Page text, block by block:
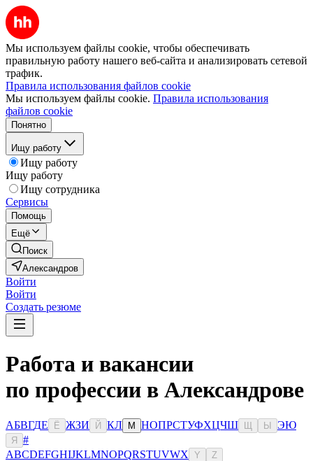
Мы используем файлы cookie, чтобы обеспечивать
правильную работу нашего веб-сайта и анализировать сетевой
трафик.
Правила использования файлов cookie
Мы используем файлы cookie. Правила использования
файлов cookie
Понятно
Ищу работу
Ищу работу
Ищу работу
Ищу сотрудника
Сервисы
Помощь
Ещё
Поиск
Александров
Войти
Войти
Создать резюме
Работа и вакансии
по профессии в Александрове
АБВГДЕ Ё ЖЗИ Й КЛ М НОПРСТУФХЦЧШ Ы ЭЮ
Я
#
ABCDEFGHIJKLMNOPQRSTUVWX Y Z